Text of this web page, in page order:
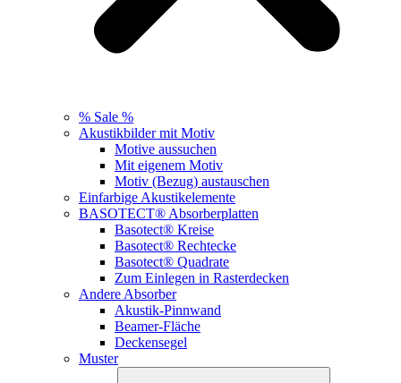
% Sale %
Akustikbilder mit Motiv
Motive aussuchen
Mit eigenem Motiv
Motiv (Bezug) austauschen
Einfarbige Akustikelemente
BASOTECT® Absorberplatten
Basotect® Kreise
Basotect® Rechtecke
Basotect® Quadrate
Zum Einlegen in Rasterdecken
Andere Absorber
Akustik-Pinnwand
Beamer-Fläche
Deckensegel
Muster